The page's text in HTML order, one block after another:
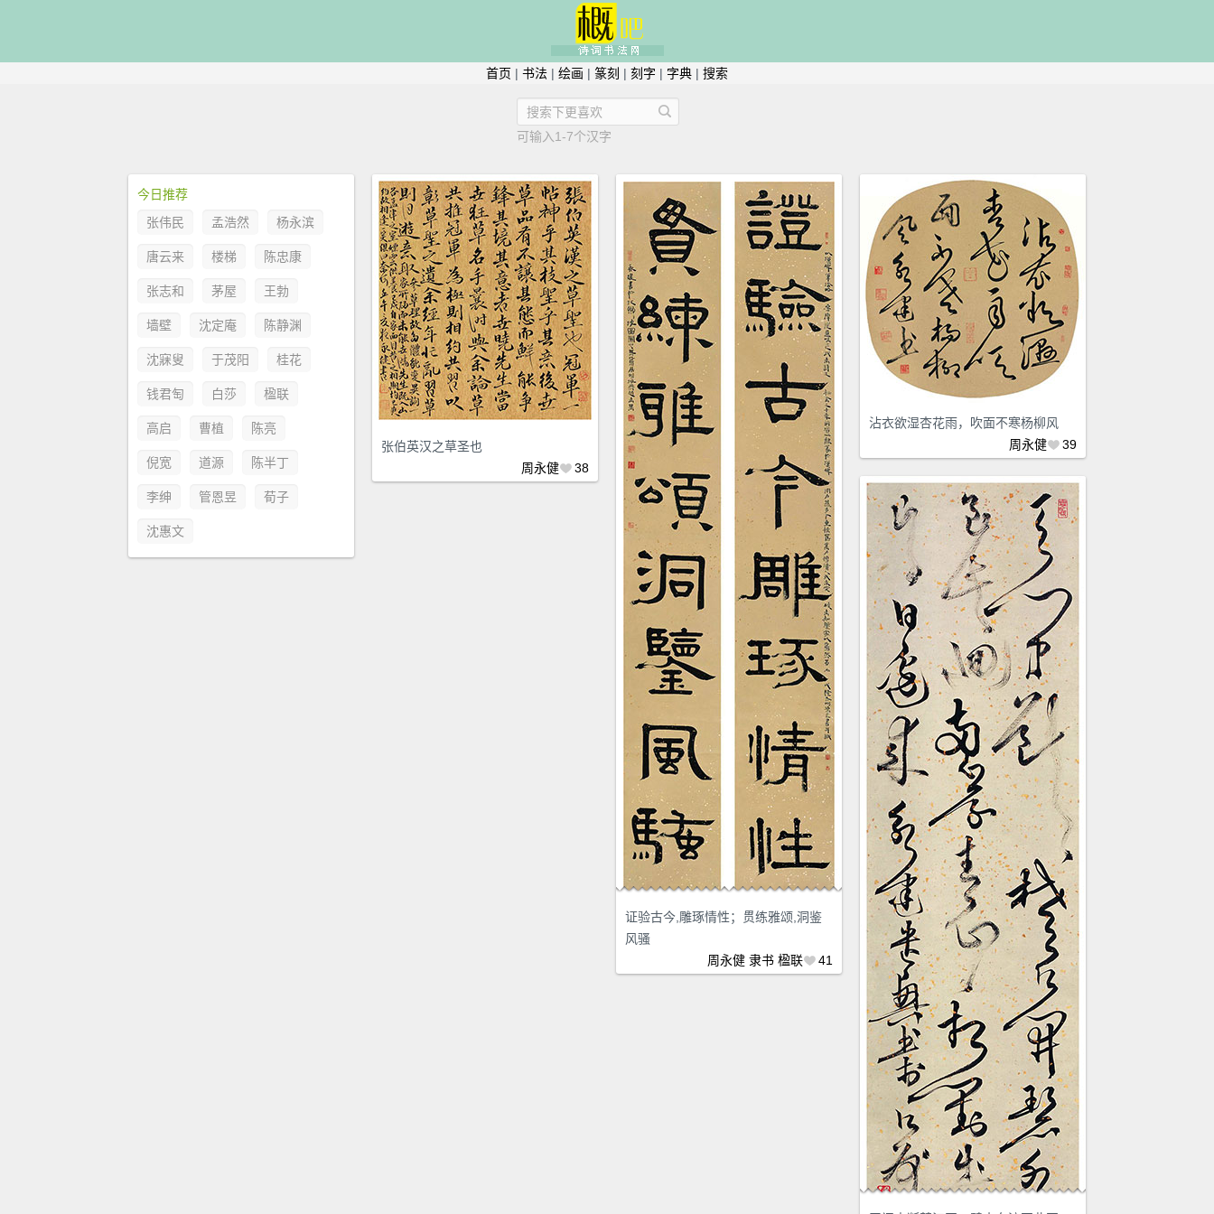
首页 | 书法 | 绘画 | 篆刻 | 刻字 | 字典 | 搜索
可输入1-7个汉字
今日推荐
张伟民
孟浩然 杨永滨
唐云来 楼梯 陈忠康
张志和 茅屋 王勃
墙壁 沈定庵 陈静渊
沈寐叟 于茂阳 桂花
钱君匋 白莎 楹联
高启 曹植 陈亮
倪宽 道源 陈半丁
李绅 管恩昱 荀子
沈惠文
张伯英汉之草圣也
周永健
38
证验古今,雕琢情性；贯练雅颂,洞鉴
风骚
周永健 隶书 楹联 41
沾衣欲湿杏花雨，吹面不寒杨柳风
周永健
39